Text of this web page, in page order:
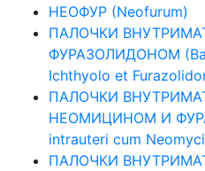
НЕОФУР (Neofurum)
ПАЛОЧКИ
ФУРАЗОЛИДОНОМ
Ichthyolo et
ПАЛОЧКИ
НЕОМИЦИНОМ И
intrauteri cum
ПАЛОЧКИ